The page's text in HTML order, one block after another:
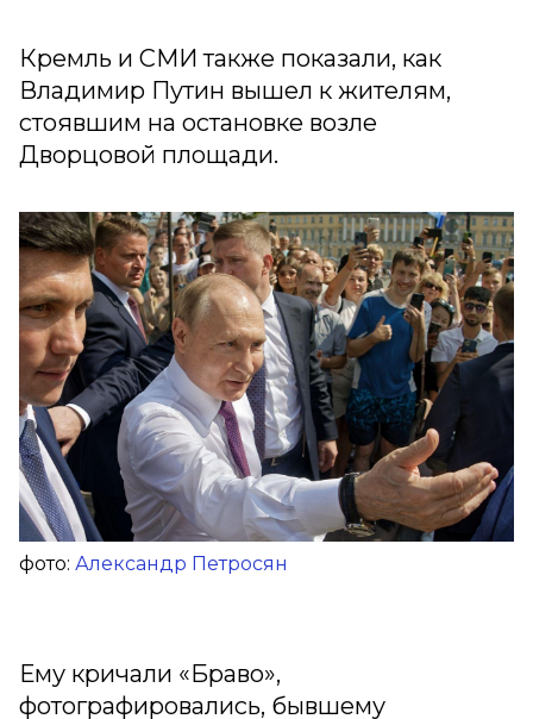
Кремль и СМИ также показали, как
Владимир Путин вышел к жителям,
стоявшим на остановке возле
Дворцовой площади.
фото: Александр Петросян
Ему кричали «Браво»,
фотографировались, бывшему